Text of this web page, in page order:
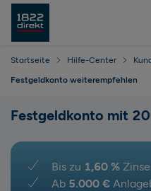
Startseite Hilfe-Center
Festgeldkonto weiterempfehlen
Festgeldkonto mit
Bis zu 1,60 %
Ab 5.000 €